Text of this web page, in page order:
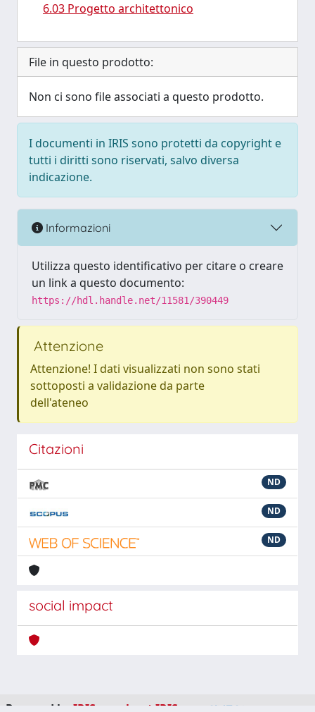
6.03 Progetto architettonico
File in questo prodotto:
Non ci sono file associati a questo prodotto.
I documenti in IRIS sono protetti da copyright e
tutti i diritti sono riservati, salvo diversa
indicazione.
Informazioni
Utilizza questo identificativo per citare o creare
un link a questo documento:
https://hdl.handle.net/11581/390449
Attenzione
Attenzione! I dati visualizzati non sono stati
sottoposti a validazione da parte
dell'ateneo
Citazioni
ND
ND
ND
social impact
Powered by IRIS about IRIS